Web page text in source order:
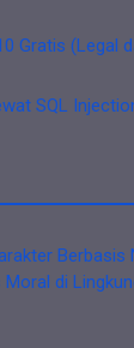
Gratis (Legal
SQL
Berbasis
di